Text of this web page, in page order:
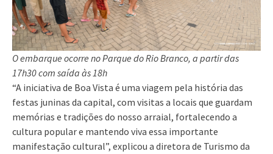
O embarque ocorre no Parque do Rio Branco, a partir das
17h30 com saída às 18h
“A iniciativa de Boa Vista é uma viagem pela história das
festas juninas da capital, com visitas a locais que guardam
memórias e tradições do nosso arraial, fortalecendo a
cultura popular e mantendo viva essa importante
manifestação cultural”, explicou a diretora de Turismo da